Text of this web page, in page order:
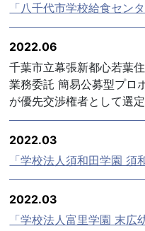
「八千代市学校給食セン
2022.06
千葉市立幕張新都心若葉
業務委託 簡易公募型プロ
が優先交渉権者として選定
2022.03
「学校法人須和田学園 須
2022.03
「学校法人富里学園 末広